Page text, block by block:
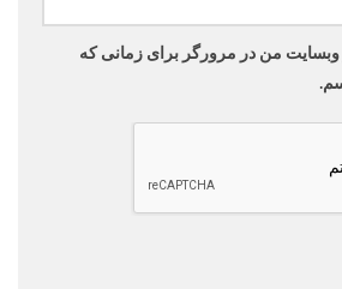
وبسایت من در مرورگر برای زمانی که